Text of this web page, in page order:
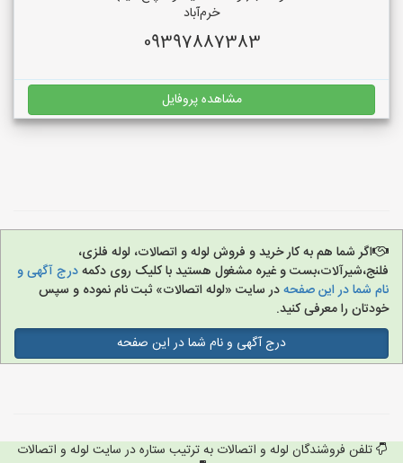
خرم‌آباد
09397887383
مشاهده پروفایل
اگر شما هم به کار خرید و فروش لوله و اتصالات، لوله فلزی،
فلنج،شیرآلات،بست و غیره مشغول هستید با کلیک روی دکمهدرج آگهی و
نام شما در این صفحهدر سایت «لوله اتصالات» ثبت نام نموده و سپس
خودتان را معرفی کنید.
درج آگهی و نام شما در این صفحه
تلفن فروشندگان لوله و اتصالات به ترتیب ستاره در سایت لوله و اتصالات